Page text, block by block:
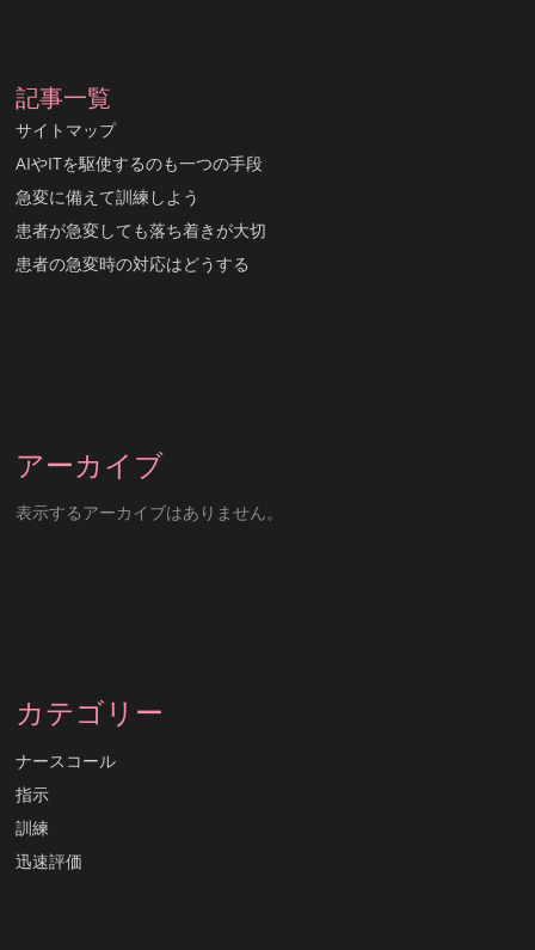
記事一覧
サイトマップ
AIやITを駆使するのも一つの手段
急変に備えて訓練しよう
患者が急変しても落ち着きが大切
患者の急変時の対応はどうする
アーカイブ
表示するアーカイブはありません。
カテゴリー
ナースコール
指示
訓練
迅速評価